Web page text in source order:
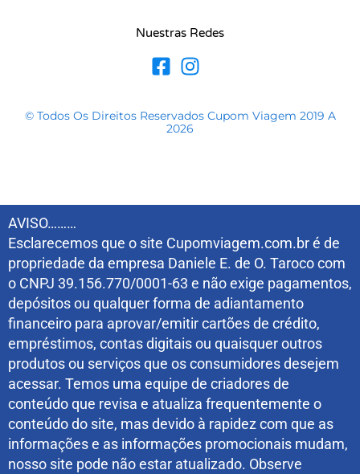
Nuestras Redes
© Todos Os Direitos Reservados Cupom Viagem 2019 A
2026
AVISO………
Esclarecemos que o site Cupomviagem.com.br é de
propriedade da empresa Daniele E. de O. Taroco com
o CNPJ 39.156.770/0001-63 e não exige pagamentos,
depósitos ou qualquer forma de adiantamento
financeiro para aprovar/emitir cartões de crédito,
empréstimos, contas digitais ou quaisquer outros
produtos ou serviços que os consumidores desejem
acessar. Temos uma equipe de criadores de
conteúdo que revisa e atualiza frequentemente o
conteúdo do site, mas devido à rapidez com que as
informações e as informações promocionais mudam,
nosso site pode não estar atualizado. Observe